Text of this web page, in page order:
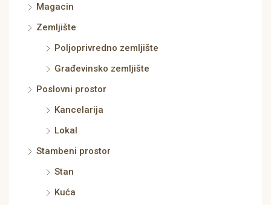
Magacin
Zemljište
Poljoprivredno zemljište
Građevinsko zemljište
Poslovni prostor
Kancelarija
Lokal
Stambeni prostor
Stan
Kuća